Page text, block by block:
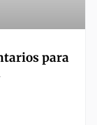
para